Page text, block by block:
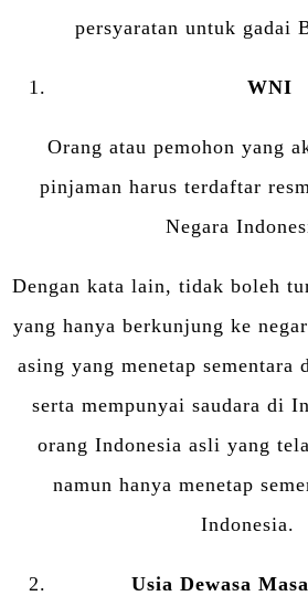
persyaratan untuk gadai
WNI
Orang atau pemohon yang
pinjaman harus terdaftar
Negara
Dengan kata lain, tidak boleh
yang hanya berkunjung ke
asing yang menetap sementara
serta mempunyai saudara di
orang Indonesia asli yang
namun hanya menetap
Indonesia.
Usia Dewasa